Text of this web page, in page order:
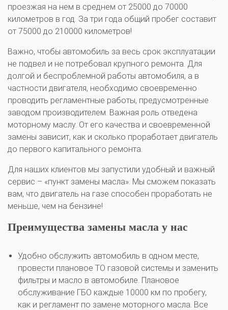
проезжая на нем в среднем от 25000 до 70000
километров в год. За три года общий пробег составит
от 75000 до 210000 километров!
Важно, чтобы автомобиль за весь срок эксплуатации
не подвел и не потребовал крупного ремонта. Для
долгой и беспроблемной работы автомобиля, а в
частности двигателя, необходимо своевременно
проводить регламентные работы, предусмотренные
заводом производителем. Важная роль отведена
моторному маслу. От его качества и своевременной
замены зависит, как и сколько проработает двигатель
до первого капитального ремонта.
Для наших клиентов мы запустили удобный и важный
сервис – «пункт замены масла». Мы сможем показать
вам, что двигатель на газе способен проработать не
меньше, чем на бензине!
Преимущества замены масла у нас
Удобно обслужить автомобиль в одном месте,
провести плановое ТО газовой системы и заменить
фильтры и масло в автомобиле. Плановое
обслуживание ГБО каждые 10000 км по пробегу,
как и регламент по замене моторного масла. Все